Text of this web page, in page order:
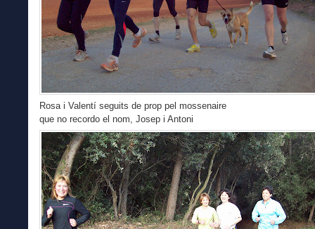
Rosa i Valentí seguits de prop pel mossenaire
que no recordo el nom, Josep i Antoni